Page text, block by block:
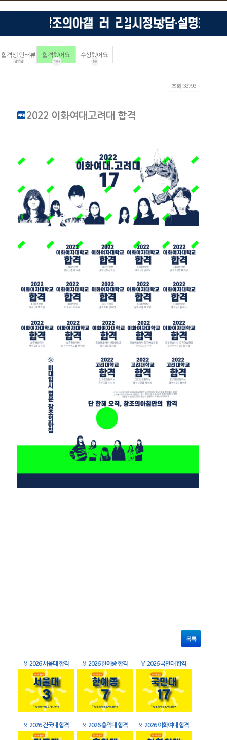
합격생 인터뷰
4114
합격했어요
183
수상했어요
68
ㆍ조회: 33793
2022 이화여대고려대 합격
목록
🏅 2026 서울대 합격 🏅 2026 한예종 합격 🏅 2026 국민대 합격
🏅 2026 건국대 합격 🏅 2026 홍익대 합격 🏅 2026 이화여대 합격